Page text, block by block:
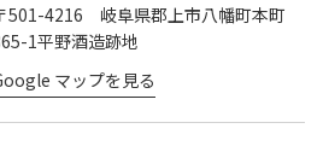
501-4216 岐阜県郡上市八幡町本町
1平野酒造跡地
マップを見る